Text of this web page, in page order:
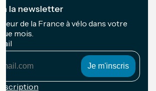
à la newsletter
de la France à vélo dans votre
mois.